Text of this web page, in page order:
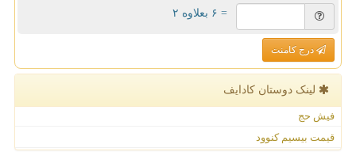
= ۶ بعلاوه ۲
درج کامنت
لینک دوستان كادایف
فیش حج
قیمت بیسیم کنوود